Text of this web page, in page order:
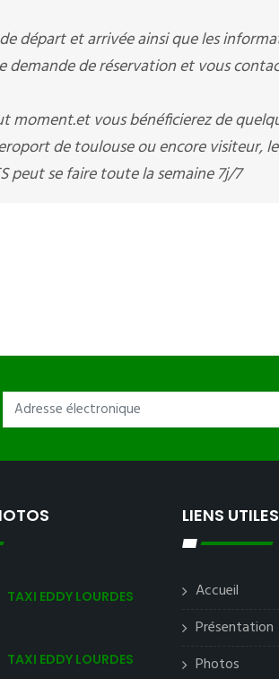
départ et arrivée ainsi que les
de réservation et vous
moment.et vous bénéficierez de
de toulouse ou encore visiteur,
peut se faire toute la semaine 7j/7
TAXI EDDY LOURDES
TAXI EDDY LOURDES
LIENS UTILES
Accueil
Présentation
Photos